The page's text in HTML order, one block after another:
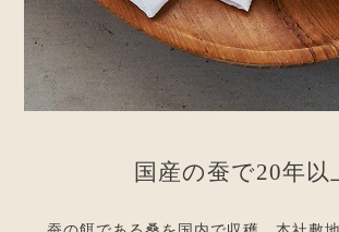
国 産の蚕で20年 以